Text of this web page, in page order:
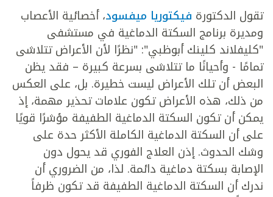
تقول الدكتورة فيكتوريا ميفسود، أخصائية الأعصاب
ومديرة برنامج السكتة الدماغية في مستشفى
"كليفلاند كلينك أبوظبي": "نظرًا لأن الأعراض تتلاشى
تمامًا - وأحيانًا ما تتلاشى بسرعة كبيرة – فقد يظن
البعض أن تلك الأعراض ليست خطيرة. بل، على العكس
من ذلك، هذه الأعراض تكون علامات تحذير مهمة، إذ
يمكن أن تكون السكتة الدماغية الطفيفة مؤشرًا قويًا
على أن السكتة الدماغية الكاملة الأكثر حدة على
وشك الحدوث. إذن العلاج الفوري قد يحول دون
الإصابة بسكتة دماغية دائمة. لذا، من الضروري أن
ندرك أن السكتة الدماغية الطفيفة قد تكون ظرفاً